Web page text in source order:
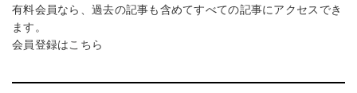
有料会員なら、過去の記事も含めてすべての記事にアクセスでき
ます。
会員登録はこちら